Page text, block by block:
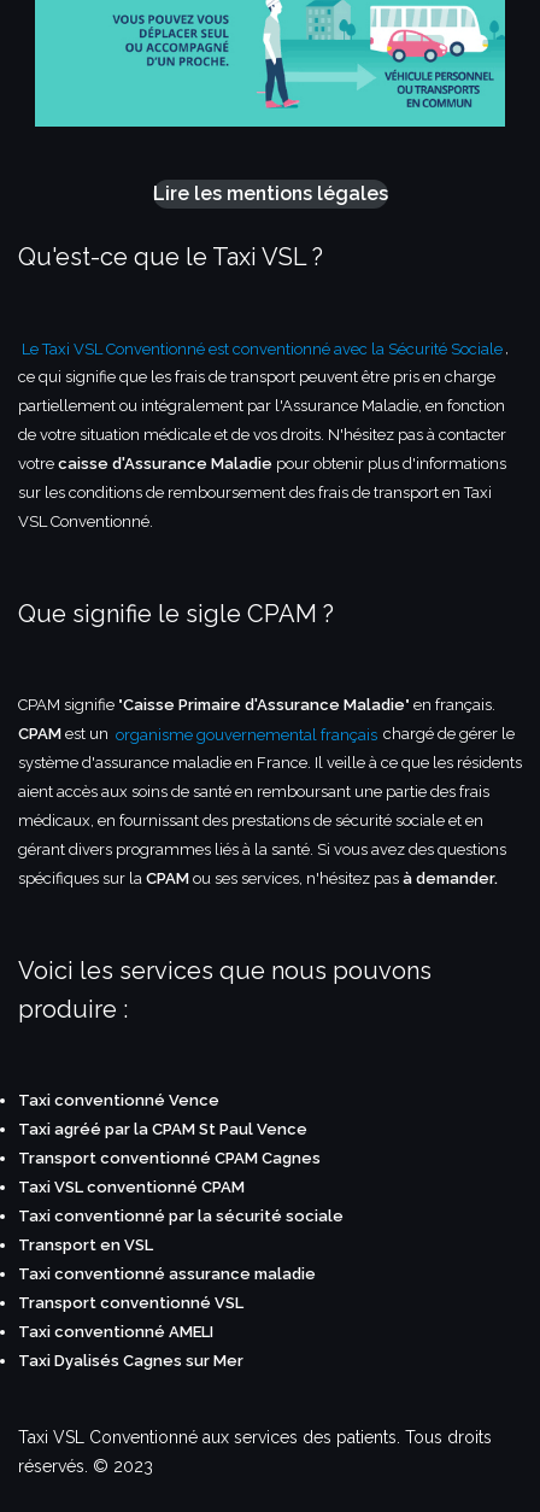
Lire les mentions légales
Qu'est-ce que le Taxi VSL ?
Le Taxi VSL Conventionné est conventionné avec la Sécurité Sociale ,
ce qui signifie que les frais de transport peuvent être pris en charge
partiellement ou intégralement par l'Assurance Maladie, en fonction
de votre situation médicale et de vos droits. N'hésitez pas à contacter
votre caisse d'Assurance Maladie pour obtenir plus d'informations
sur les conditions de remboursement des frais de transport en Taxi
VSL Conventionné.
Que signifie le sigle CPAM ?
CPAM signifie "Caisse Primaire d'Assurance Maladie" en français.
CPAM est un organisme gouvernemental français chargé de gérer le
système d'assurance maladie en France. Il veille à ce que les résidents
aient accès aux soins de santé en remboursant une partie des frais
médicaux, en fournissant des prestations de sécurité sociale et en
gérant divers programmes liés à la santé. Si vous avez des questions
spécifiques sur la CPAM ou ses services, n'hésitez pas à demander.
Voici les services que nous pouvons
produire :
Taxi conventionné Vence
Taxi agréé par la CPAM St Paul Vence
Transport conventionné CPAM Cagnes
Taxi VSL conventionné CPAM
Taxi conventionné par la sécurité sociale
Transport en VSL
Taxi conventionné assurance maladie
Transport conventionné VSL
Taxi conventionné AMELI
Taxi Dyalisés Cagnes sur Mer
Taxi VSL Conventionné aux services des patients. Tous droits
réservés. © 2023